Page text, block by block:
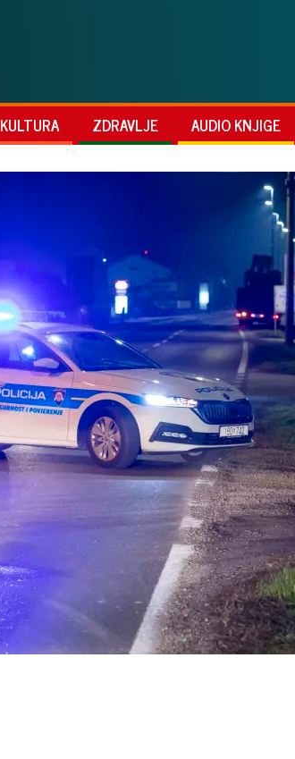
KULTURA ZDRAVLJE AUDIO KNJIGE